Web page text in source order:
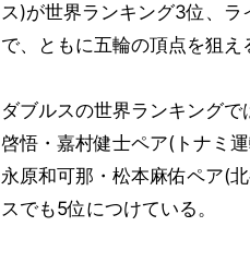
ス)が世界ランキング3位、
で、ともに五輪の頂点を狙え
ダブルスの世界ランキング
啓悟・嘉村健士ペア(トナミ
永原和可那・松本麻佑ペア(
スでも5位につけている。